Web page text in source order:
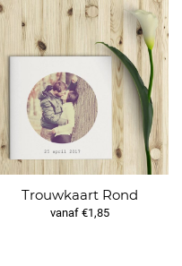
Trouwkaart Rond
vanaf €1,85